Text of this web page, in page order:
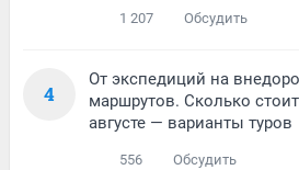
1 207 Обсудить
4
От экспедиций на
маршрутов. Сколько
августе — варианты туров
556 Обсудить